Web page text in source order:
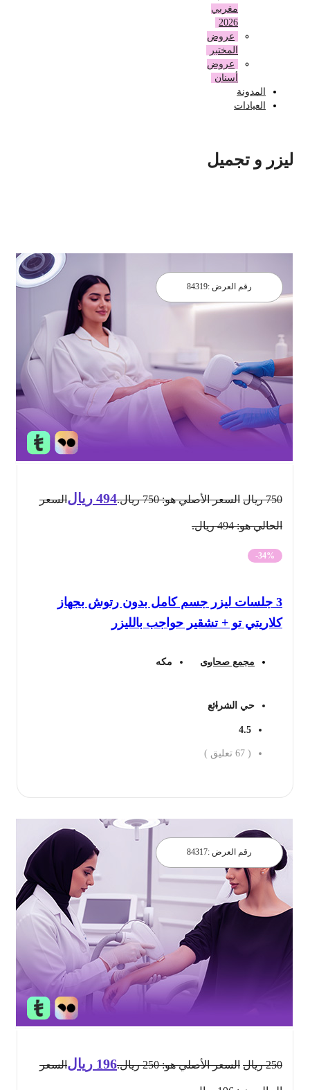
مغربي
2026
عروض
المختبر
عروض
أسنان
المدونة
العيادات
ليزر و تجميل
رقم العرض : 84319
ريال السعر الأصلي هو: 750 ريال. 494 ريالالسعر
الحالي هو: 494 ريال.
-34%
3 جلسات ليزر جسم كامل بدون رتوش بجهاز
كلاريتي تو + تشقير حواجب بالليزر
مجمع صحارى مكه
حي الشرائع
4.5
67 تعليق )
رقم العرض : 84317
ريال السعر الأصلي هو: 250 ريال. 196 ريالالسعر